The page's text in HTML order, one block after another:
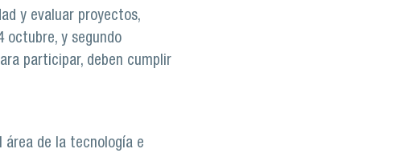
y evaluar proyectos,
octubre, y segundo
participar, deben cumplir
de la tecnología e